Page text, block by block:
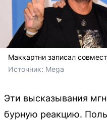
Маккартни записал
Источник: Mega
Эти высказывания
бурную реакцию.